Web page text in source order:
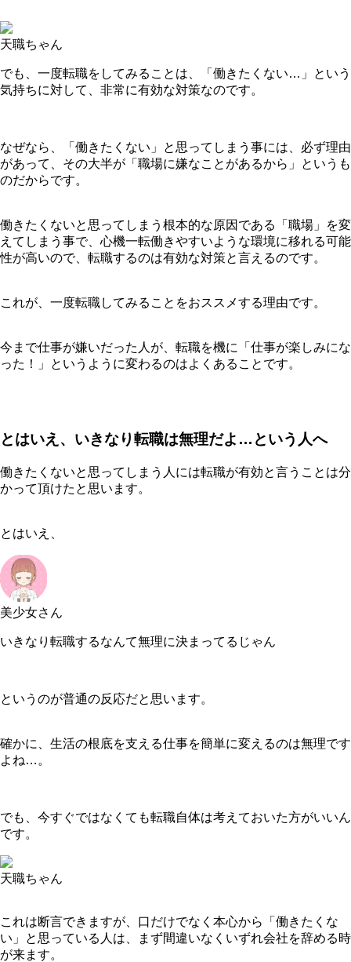
天職ちゃん
でも、一度転職をしてみることは、「働きたくない…」という
気持ちに対して、非常に有効な対策なのです。
なぜなら、「働きたくない」と思ってしまう事には、必ず理由
があって、その大半が「職場に嫌なことがあるから」というも
のだからです。
働きたくないと思ってしまう根本的な原因である「職場」を変
えてしまう事で、心機一転働きやすいような環境に移れる可能
性が高いので、転職するのは有効な対策と言えるのです。
これが、一度転職してみることをおススメする理由です。
今まで仕事が嫌いだった人が、転職を機に「仕事が楽しみにな
った！」というように変わるのはよくあることです。
とはいえ、いきなり転職は無理だよ…という人へ
働きたくないと思ってしまう人には転職が有効と言うことは分
かって頂けたと思います。
とはいえ、
美少女さん
いきなり転職するなんて無理に決まってるじゃん
というのが普通の反応だと思います。
確かに、生活の根底を支える仕事を簡単に変えるのは無理です
よね…。
でも、今すぐではなくても転職自体は考えておいた方がいいん
です。
天職ちゃん
これは断言できますが、口だけでなく本心から「働きたくな
い」と思っている人は、まず間違いなくいずれ会社を辞める時
が来ます。